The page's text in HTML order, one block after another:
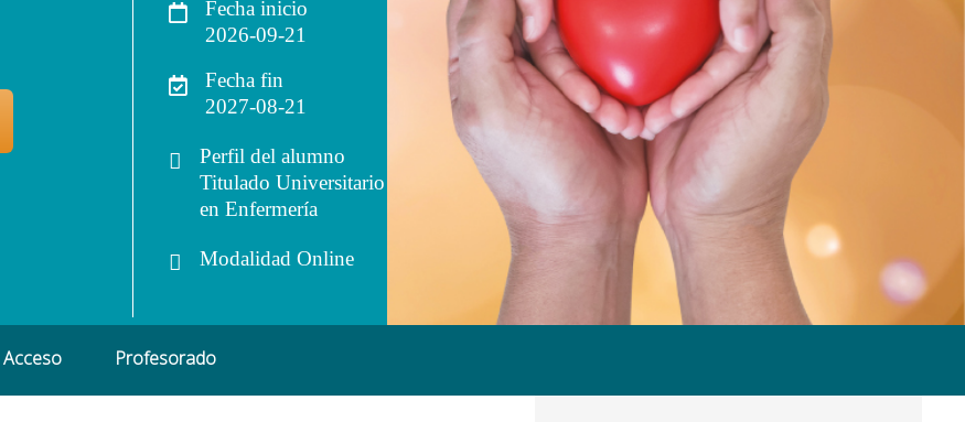
Fecha inicio
2026-09-21
Fecha fin
2027-08-21
Perfil del alumno
Titulado Universitario
en Enfermería
Modalidad Online
Acceso Profesorado